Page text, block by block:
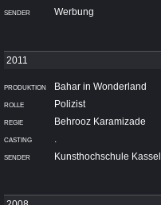
Werbung
Bahar in Wonderland
Polizist
Behrooz Karamizade
Kunsthochschule Kassel